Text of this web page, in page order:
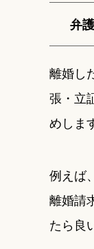
弁
離婚し
張・立
めしま
例えば
離婚請
たら良